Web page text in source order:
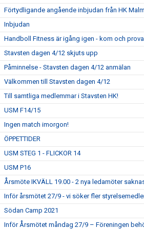
Förtydligande angående inbjudan från HK
Inbjudan
Handboll Fitness är igång igen - kom och
Stavsten dagen 4/12 skjuts upp
Påminnelse - Stavsten dagen 4/12 anmälan
Välkommen till Stavsten dagen 4/12
Till samtliga medlemmar i Stavsten HK!
USM F14/15
Ingen match imorgon!
ÖPPETTIDER
USM STEG 1 - FLICKOR 14
USM P16
Årsmöte IKVÄLL 19.00 - 2 nya ledamöter
Inför årsmötet 27/9 - vi söker fler
Södan Camp 2021
Inför Årsmötet måndag 27/9 – Föreningen